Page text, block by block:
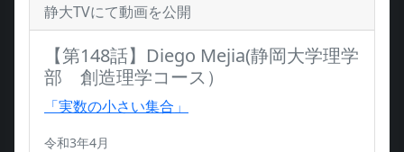
静大TVにて動画を公開
【第148話】Diego Mejia(静岡大学理学
部 創造理学コース）
「実数の小さい集合」
令和3年4月